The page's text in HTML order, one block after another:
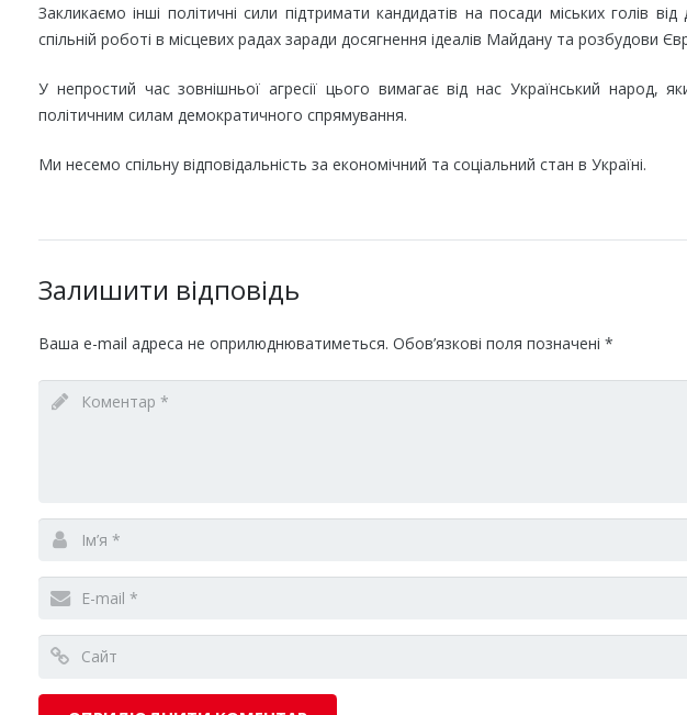
Закликаємо інші політичні сили підтримати кандидатів на посади міських голів
спільній роботі в місцевих радах заради досягнення ідеалів Майдану та розбудови
У непростий час зовнішньої агресії цього вимагає від нас Український народ,
політичним силам демократичного спрямування.
Ми несемо спільну відповідальність за економічний та соціальний стан в Україні.
Залишити відповідь
Ваша e-mail адреса не оприлюднюватиметься. Обов’язкові поля позначені *